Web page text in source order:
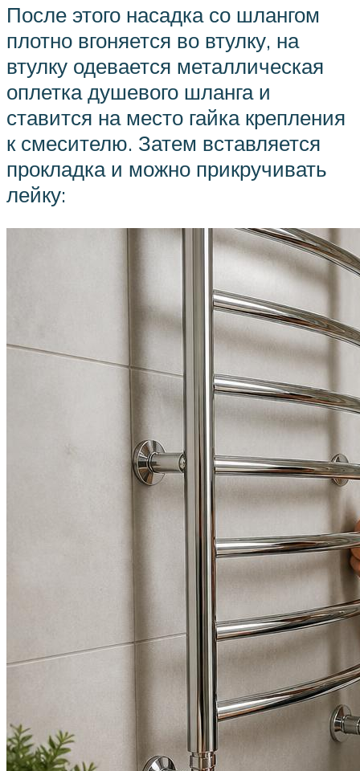
После этого насадка со шлангом
плотно вгоняется во втулку, на
втулку одевается металлическая
оплетка душевого шланга и
ставится на место гайка крепления
к смесителю. Затем вставляется
прокладка и можно прикручивать
лейку: